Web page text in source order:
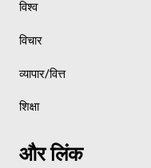
विश्व
विचार
व्यापार/वित्त
शिक्षा
और लिंक